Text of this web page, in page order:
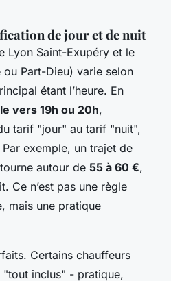
de jour et de nuit
Lyon Saint-Exupéry et le
ou Part-Dieu) varie selon
étant l’heure. En
vers 19h ou 20h,
tarif "jour" au tarif "nuit",
exemple, un trajet de
autour de 55 à 60 €,
Ce n’est pas une règle
mais une pratique
Certains chauffeurs
inclus" - pratique,